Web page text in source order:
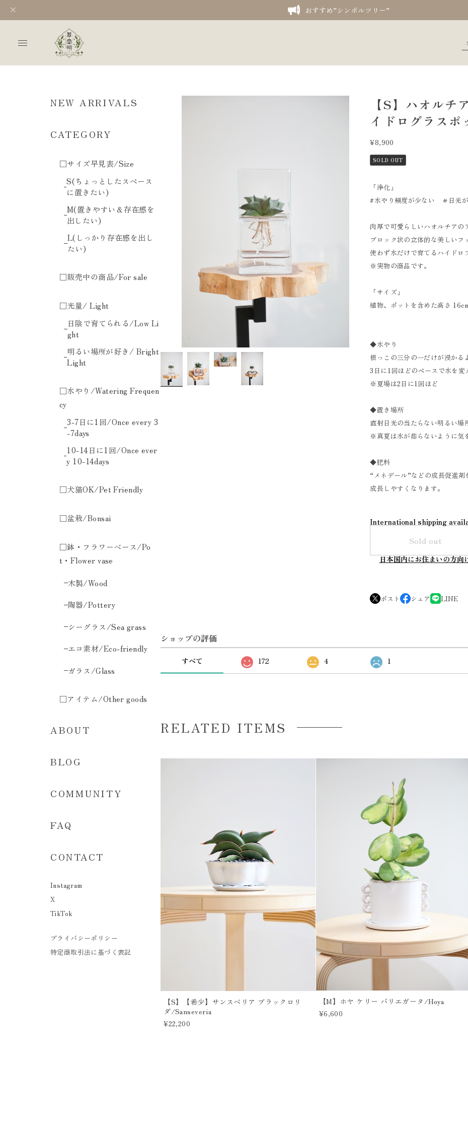
おすすめ”シンボルツリー”
NEW ARRIVALS
CATEGORY
□サイズ早見表/Size
S(ちょっとしたスペース
に置きたい)
M(置きやすい＆存在感を
出したい)
L(しっかり存在感を出し
たい)
□販売中の商品/For sale
□光量/ Light
日陰で育てられる/Low Li
ght
明るい場所が好き/ Bright
Light
□水やり/Watering Frequen
cy
3-7日に1回/Once every 3
-7days
10-14日に1回/Once ever
y 10-14days
□犬猫OK/Pet Friendly
□盆栽/Bonsai
□鉢・フラワーベース/Po
t・Flower vase
木製/Wood
陶器/Pottery
シーグラス/Sea grass
エコ素材/Eco-friendly
ガラス/Glass
□アイテム/Other goods
ABOUT
BLOG
COMMUNITY
FAQ
CONTACT
Instagram
X
TikTok
プライバシーポリシー
特定商取引法に基づく表記
【S】ハオル
イドログラスポ
¥8,900
SOLD OUT
「浄化」
#水やり頻度が少ない ＃日光
肉厚で可愛らしいハオルチアの
ブロック状の立体的な美しい
使わず水だけで育てるハイドロ
※実物の商品です。
「サイズ」
植物、ポットを含めた高さ
◆水やり
根っこの三分の一だけが浸かる
3日に1回ほどのペースで水を変
※夏場は2日に1回ほど
◆置き場所
直射日光の当たらない明るい場
※真夏は水が茹らないように気
◆肥料
“メネデール”などの成長促進剤
成長しやすくなります。
International shipping
Sold out
日本国内にお住まいの方向
ポスト シェア LINE
ショップの評価
すべて 172 4 1
RELATED ITEMS
【S】【希少】サンスベリア ブラックロリ
ダ/Sanseveria
¥22,200
【M】ホヤ ケリー バリエガータ/Hoya
¥6,600